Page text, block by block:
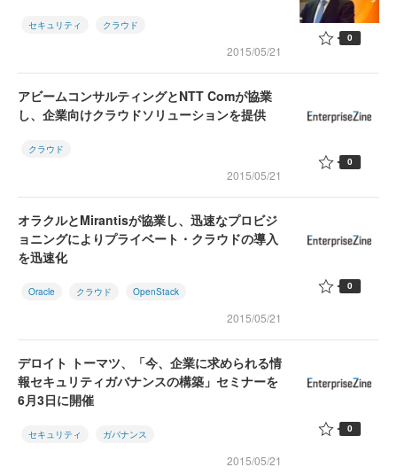
セキュリティ クラウド
2015/05/21
0
アビームコンサルティングとNTT Comが協業
し、企業向けクラウドソリューションを提供
クラウド
2015/05/21
0
オラクルとMirantisが協業し、迅速なプロビジ
ョニングによりプライベート・クラウドの導入
を迅速化
Oracle クラウド OpenStack
2015/05/21
0
デロイト トーマツ、「今、企業に求められる情
報セキュリティガバナンスの構築」セミナーを
6月3日に開催
セキュリティ ガバナンス
2015/05/21
0